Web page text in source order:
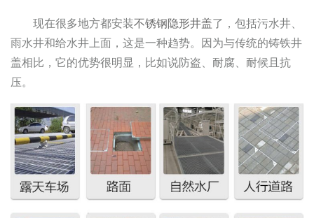
现在很多地方都安装不锈钢隐形井盖了，包括污水井、
雨水井和给水井上面，这是一种趋势。因为与传统的铸铁井
盖相比，它的优势很明显，比如说防盗、耐腐、耐候且抗
压。